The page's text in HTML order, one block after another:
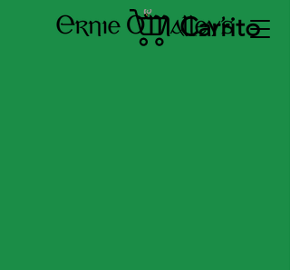
Carrito